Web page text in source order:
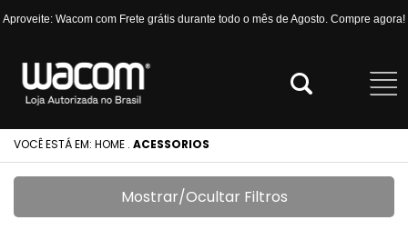
Aproveite: Wacom com Frete grátis durante todo o mês de Agosto. Compre agora!
VOCÊ ESTÁ EM: HOME . ACESSORIOS
Mostrar/Ocultar Filtros